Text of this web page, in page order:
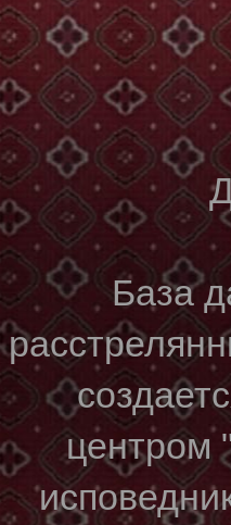
База
центром